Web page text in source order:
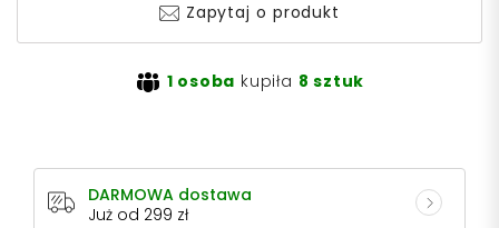
Zapytaj o produkt
1 osoba kupiła 8 sztuk
DARMOWA dostawa
Już od 299 zł